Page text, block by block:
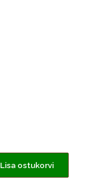
Lisa ostukorvi